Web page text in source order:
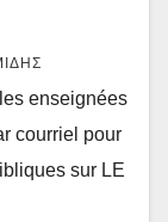
enseignées
courriel pour
sur LE